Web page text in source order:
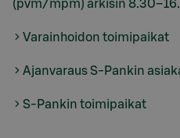
(pvm/mpm) arkisin
Varainhoidon toimipaikat
Ajanvaraus S-Pankin
S-Pankin toimipaikat